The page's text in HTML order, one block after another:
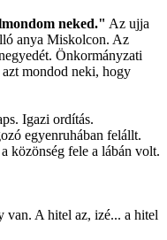
neked." Az ujja
anya Miskolcon. Az
Önkormányzati
mondod neki, hogy
Igazi ordítás.
egyenruhában felállt.
közönség fele a lábán volt.
van. A hitel az, izé... a hitel